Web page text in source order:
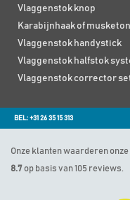
Vlaggenstok knop
Karabijnhaak of
Vlaggenstok handystick
Vlaggenstok halfstok
Vlaggenstok corrector
BEL: +31 26 35 15 313
Onze klanten waarderen
8.7 op basis van 105 reviews.